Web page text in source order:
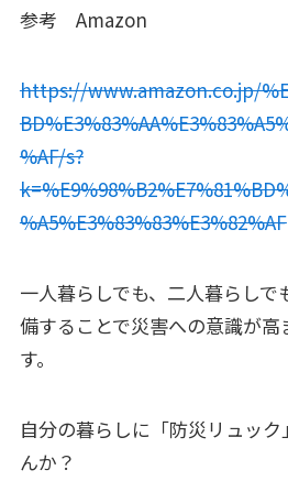
参考 Amazon
https://www.amazon.co.jp/
%AF/s?
%A5%E3%83%83%E3%82%AF
一人暮らしでも、二人暮らし
備することで災害への意識が高
す。
自分の暮らしに「防災リュッ
んか？